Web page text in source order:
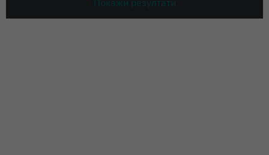
Покажи резултати